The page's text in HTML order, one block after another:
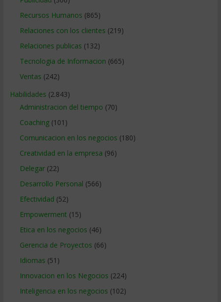
Recursos Humanos (865)
Relaciones con los clientes (219)
Relaciones publicas (132)
Tecnologia de Informacion (665)
Ventas (242)
Habilidades (2.843)
Administracion del tiempo (70)
Coaching(101)
Comunicacion en los negocios (180)
Creatividad en la empresa (96)
Delegar(22)
Desarrollo Personal (566)
Efectividad (52)
Empowerment (15)
Etica en los negocios (46)
Gerencia de Proyectos (66)
Idiomas (51)
Innovacion en los Negocios (224)
Inteligencia en los negocios (102)